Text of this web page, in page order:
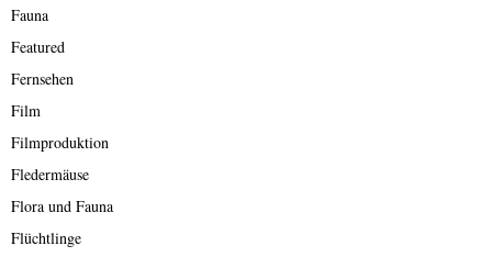
Fauna
Featured
Fernsehen
Film
Filmproduktion
Fledermäuse
Flora und Fauna
Flüchtlinge